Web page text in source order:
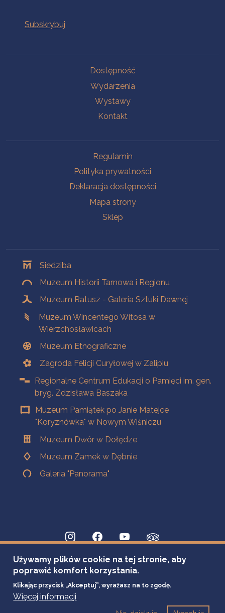
Dostępność
Wydarzenia
Wystawy
Kontakt
Regulamin
Polityka prywatności
Deklaracja dostępności
Mapa strony
Sklep
Siedziba
Muzeum Historii Tarnowa i Regionu
Muzeum Ratusz - Galeria Sztuki Dawnej
Muzeum Wincentego Witosa w
Wierzchosławicach
Muzeum Etnograficzne
Zagroda Felicji Curyłowej w Zalipiu
Regionalne Centrum Edukacji o Pamięci im. gen.
bryg. Zdzisława Baszaka
Muzeum Pamiątek po Janie Matejce
"Koryznówka" w Nowym Wiśniczu
Muzeum Dwór w Dołędze
Muzeum Zamek w Dębnie
Galeria "Panorama"
Używamy plików cookie na tej stronie, aby
poprawić komfort korzystania.
Klikając przycisk „Akceptuj”, wyrażasz na to zgodę.
Więcej informacji